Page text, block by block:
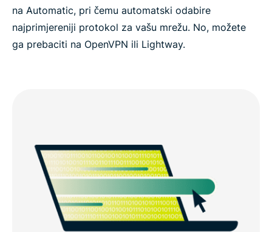
na Automatic, pri čemu automatski odabire
najprimjereniji protokol za vašu mrežu. No, možete
ga prebaciti na OpenVPN ili Lightway.